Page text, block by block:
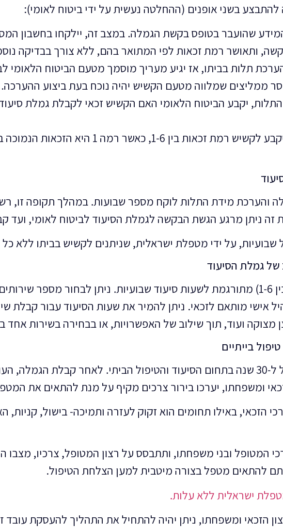
בשני אופנים (ההחלטה נעשית על ידי ביטוח לאומי):
שהועבר בטופס בקשת הגמלה. במצב זה, יילקחו בחשבון
ותאושר רמת זכאות לפי המתואר בהם, ללא צורך בבדיקה
תלות בביתו, אז יגיע מעריך מוסמך מטעם הביטוח
ממליצים שמלווה מטעם הקשיש יהיה נוכח בעת ביצוע ההערכה.
יקבע הביטוח הלאומי האם הקשיש זכאי לקבלת גמלת
והערכת מידת התלות לוקח מספר שבועות. במהלך תקופה זו,
זה ניתן מרגע הגשת הבקשה לגמלת הסיעוד לביטוח לאומי, ועד
גמלת הסיעוד
רמת הזכאות שהתקבלה (בין 1-6) מתורגמת לשעות סיעוד שבועיות. ניתן לבחור
אישי מותאם לזכאי. ניתן להמיר את שעות הסיעוד עבור קבלת
מצוקה ועוד, תוך שילוב של האפשרויות, או בבחירה בשירות אחד
בייתיים
לחברת מסר ניסיון של מעל ל-30 שנה בתחום הסיעוד והטיפול הביתי. לאחר
ומשפחתו, יערכו בירור צרכים מקיף על מנת להתאים את
הזכאי, באילו תחומים הוא זקוק לעזרה ותמיכה- בישול,
המטופל ובני משפחתו, ותתבסס על רצון המטופל, צרכיו, מצבו
להתאים מטפל בצורה מיטבית למען הצלחת הטיפול.
ישראלית ללא עלות.
הזכאי ומשפחתו, ניתן יהיה להתחיל את התהליך להעסקת עובד